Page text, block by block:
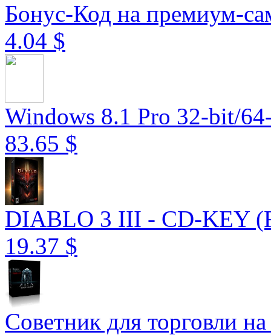
Бонус-Код на премиум-
4.04 $
Windows 8.1 Pro 32-bit/
83.65 $
DIABLO 3 III - CD-KEY
19.37 $
Советник для торговли